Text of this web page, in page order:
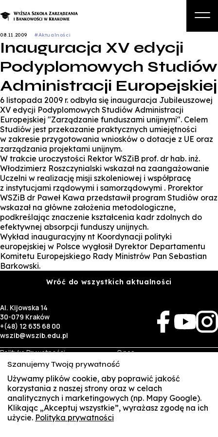
Studia
Studia podyplomowe i kursy
Kandydat
Student
Zapisz się na studia
08.11.2009 #Aktualności
Inauguracja XV edycji
Podyplomowych Studiów
Administracji Europejskiej
6 listopada 2009 r. odbyła się inauguracja Jubileuszowej
XV edycji Podyplomowych Studiów Administracji
Europejskiej "Zarządzanie funduszami unijnymi". Celem
Studiów jest przekazanie praktycznych umiejętności
w zakresie przygotowania wniosków o dotacje z UE oraz
zarządzania projektami unijnym.
W trakcie uroczystości Rektor WSZiB prof. dr hab. inż.
Włodzimierz Roszczynialski wskazał na zaangażowanie
Uczelni w realizację misji szkoleniowej i współpracę
z instytucjami rządowymi i samorządowymi . Prorektor
WSZiB dr Paweł Kawa przedstawił program Studiów oraz
wskazał na główne założenia metodologiczne,
podkreślając znaczenie kształcenia kadr zdolnych do
efektywnej absorpcji funduszy unijnych.
Wykład inauguracyjny nt Koordynacji polityki
europejskiej w Polsce wygłosił Dyrektor Departamentu
Komitetu Europejskiego Rady Ministrów Pan Sebastian
Barkowski.
Wróć do wszystkich aktualności
Al. Kijowska 14
30-079 Kraków
+(48) 12 635 68 00
wszib@wszib.edu.pl
Polityka Prywatności
RODO
Identyfikacja wizualna
O nas
Rekrutacja
Studia
Kontakt
Biznes
Wynajem sal
Targi pracy
Student
Multis Multum
Szanujemy Twoją prywatność
Używamy plików cookie, aby poprawić jakość
korzystania z naszej strony oraz w celach
analitycznych i marketingowych (np. Mapy Google).
Klikając „Akceptuj wszystkie”, wyrażasz zgodę na ich
użycie. Polityka prywatności